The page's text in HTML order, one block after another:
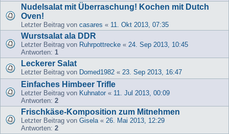
Nudelsalat mit Überraschung! Kochen mit Dutch
Oven!
Letzter Beitrag von casares « 11. Okt 2013, 07:35
Wurstsalat ala DDR
Letzter Beitrag von Ruhrpottrecke « 24. Sep 2013, 10:45
Antworten: 1
Leckerer Salat
Letzter Beitrag von Domed1982 « 23. Sep 2013, 16:47
Einfaches Himbeer Trifle
Letzter Beitrag von Kuhnator « 11. Jul 2013, 00:09
Antworten: 2
Frischkäse-Komposition zum Mitnehmen
Letzter Beitrag von Gisela « 26. Mai 2013, 12:29
Antworten: 2